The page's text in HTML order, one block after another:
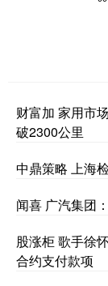
财富加 家用市
破2300公里
中鼎策略 上海
闻喜 广汽集团
股涨柜 歌手徐
合约支付款项